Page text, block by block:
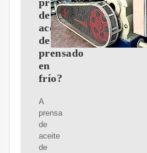
prensa
de
aceite
de
prensado
en
frío?
A
prensa
de
aceite
de